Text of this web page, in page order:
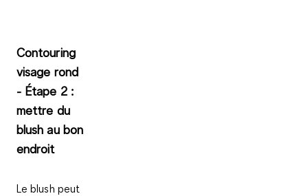
Contouring
visage rond
- Étape 2 :
mettre du
blush au bon
endroit
Le blush peut